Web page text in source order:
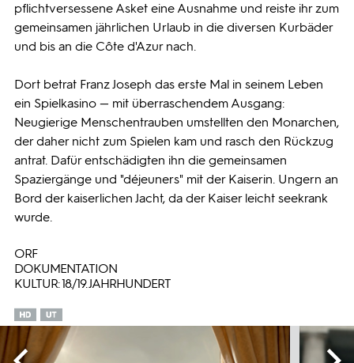
pflichtversessene Asket eine Ausnahme und reiste ihr zum
gemeinsamen jährlichen Urlaub in die diversen Kurbäder
und bis an die Côte d'Azur nach.
Dort betrat Franz Joseph das erste Mal in seinem Leben
ein Spielkasino — mit überraschendem Ausgang:
Neugierige Menschentrauben umstellten den Monarchen,
der daher nicht zum Spielen kam und rasch den Rückzug
antrat. Dafür entschädigten ihn die gemeinsamen
Spaziergänge und "déjeuners" mit der Kaiserin. Ungern an
Bord der kaiserlichen Jacht, da der Kaiser leicht seekrank
wurde.
ORF
DOKUMENTATION
KULTUR: 18./19. JAHRHUNDERT